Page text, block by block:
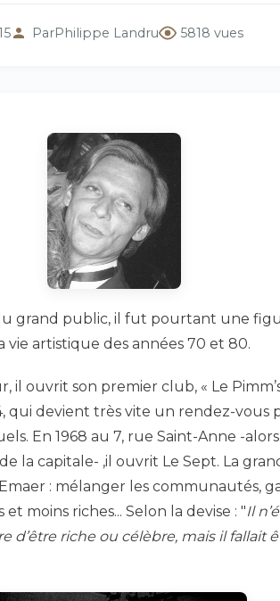
ParPhilippe Landru 5818 vues
grand public, il fut pourtant une
vie artistique des années 70 et 80.
il ouvrit son premier club, « Le
qui devient très vite un rendez-vous
En 1968 au 7, rue Saint-Anne -alors
la capitale- ,il ouvrit Le Sept. La
: mélanger les communautés,
et moins riches... Selon la devise : "Il
d’être riche ou célèbre, mais il fallait